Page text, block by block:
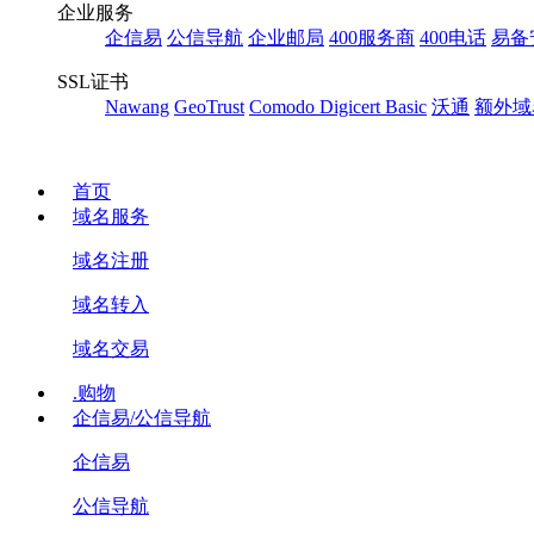
企业服务
企信易 公信导航 企业邮局 400服务商 400电话 易备
SSL证书
Nawang GeoTrust Comodo Digicert Basic 沃通 额外域
首页
域名服务
域名注册
域名转入
域名交易
.购物
企信易/公信导航
企信易
公信导航